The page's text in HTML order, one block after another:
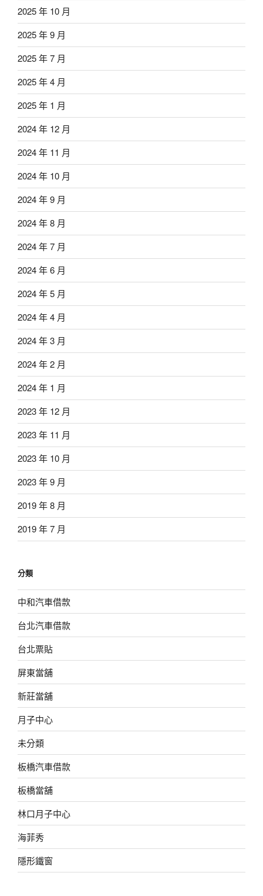
2025 年 10 月
2025 年 9 月
2025 年 7 月
2025 年 4 月
2025 年 1 月
2024 年 12 月
2024 年 11 月
2024 年 10 月
2024 年 9 月
2024 年 8 月
2024 年 7 月
2024 年 6 月
2024 年 5 月
2024 年 4 月
2024 年 3 月
2024 年 2 月
2024 年 1 月
2023 年 12 月
2023 年 11 月
2023 年 10 月
2023 年 9 月
2019 年 8 月
2019 年 7 月
分類
中和汽車借款
台北汽車借款
台北票貼
屏東當舖
新莊當舖
月子中心
未分類
板橋汽車借款
板橋當舖
林口月子中心
海菲秀
隱形鐵窗